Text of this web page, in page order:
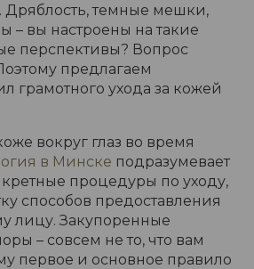
Дряблость, темные мешки,
– вы настроены на такие
перспективы? Вопрос
предлагаем
грамотного ухода за кожей
вокруг глаз во время
в Минске подразумевает
процедуры по уходу,
способов предоставления
лицу. Закупоренные
– совсем не то, что вам
первое и основное правило